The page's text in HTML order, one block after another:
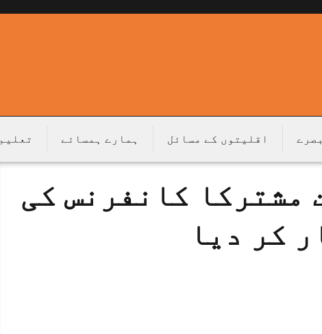
اقلیتوں کے مسائل ہمارے ہمسائے تعلیم
مشترکا کانفرنس کی
کر دیا